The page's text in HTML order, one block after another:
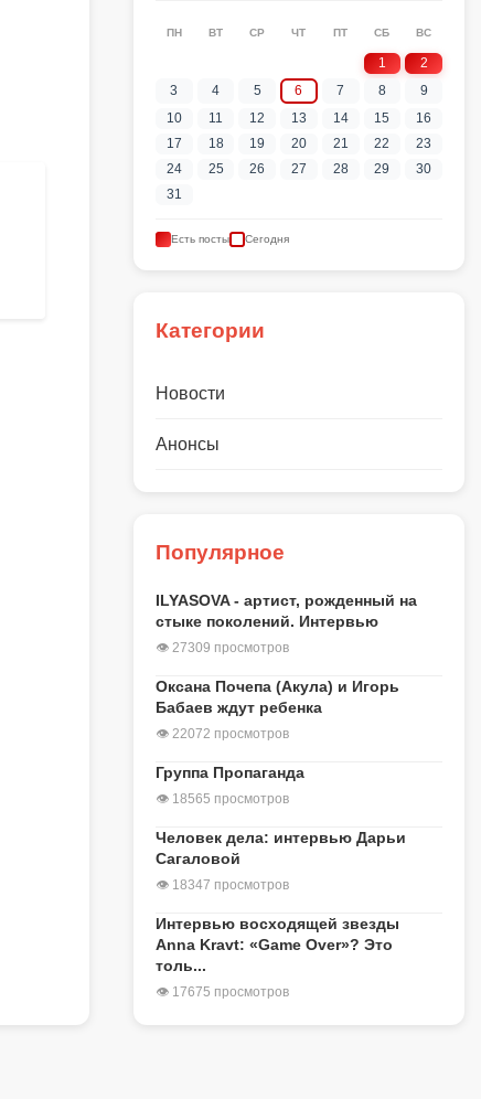
ПН ВТ СР ЧТ ПТ СБ ВС
1
2
3
4 5 6 7 8
9
10
11 12 13 14 15
16
17
18 19 20 21 22
23
24
25 26 27 28 29
30
31
Есть посты Сегодня
Категории
Новости
Анонсы
Популярное
ILYASOVA - артист, рожденный на
стыке поколений. Интервью
👁 27309 просмотров
Оксана Почепа (Акула) и Игорь
Бабаев ждут ребенка
👁 22072 просмотров
Группа Пропаганда
👁 18565 просмотров
Человек дела: интервью Дарьи
Сагаловой
👁 18347 просмотров
Интервью восходящей звезды
Anna Kravt: «Game Over»? Это
толь...
👁 17675 просмотров